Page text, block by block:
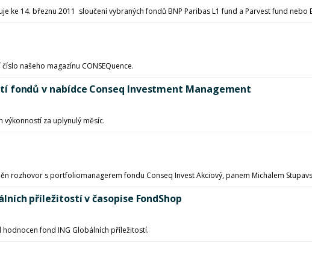
ke 14. březnu 2011 sloučení vybraných fondů BNP Paribas L1 fund a Parvest fund nebo
našeho magazínu CONSEQuence.
fondů v nabídce Conseq Investment Management
za uplynulý měsíc.
rozhovor s portfoliomanagerem fondu Conseq Invest Akciový, panem Michalem
příležitostí v časopise FondShop
hodnocen fond ING Globálních příležitostí.